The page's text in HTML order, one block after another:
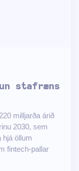
stafræns
milljarða árið
2030, sem
hjá öllum
fintech-pallar